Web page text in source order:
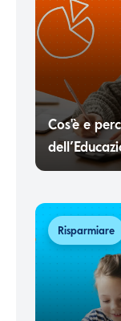
Cos'è e
Risparmiare